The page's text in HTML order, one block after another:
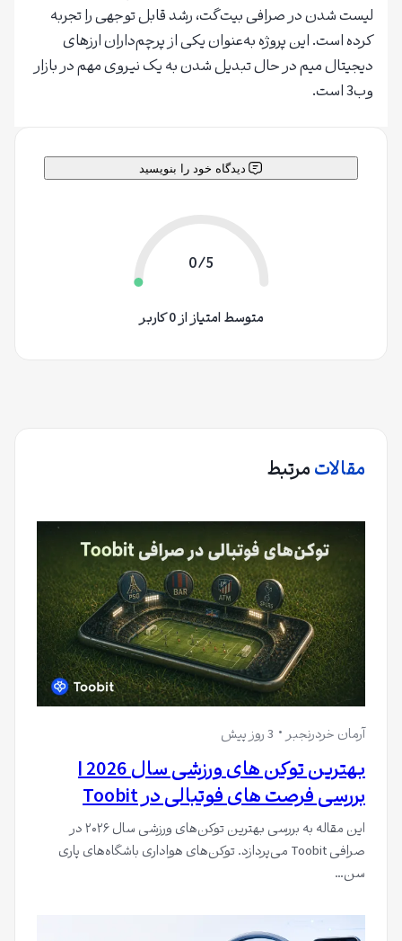
لیست شدن در صرافی بیت‌گت، رشد قابل توجهی را تجربه
کرده است. این پروژه به‌عنوان یکی از پرچم‌داران ارزهای
دیجیتال میم در حال تبدیل شدن به یک نیروی مهم در بازار
وب3 است.
دیدگاه خود را بنویسید
0/5
متوسط امتیاز از 0 کاربر
مقالاتمرتبط
آرمان خردرنجبر 3 روز پیش
بهترین توکن های ورزشی سال 2026 |
بررسی فرصت های فوتبالی در Toobit
این مقاله به بررسی بهترین توکن‌های ورزشی سال ۲۰۲۶ در
صرافی Toobit می‌پردازد. توکن‌های هواداری باشگاه‌های پاری
سن…